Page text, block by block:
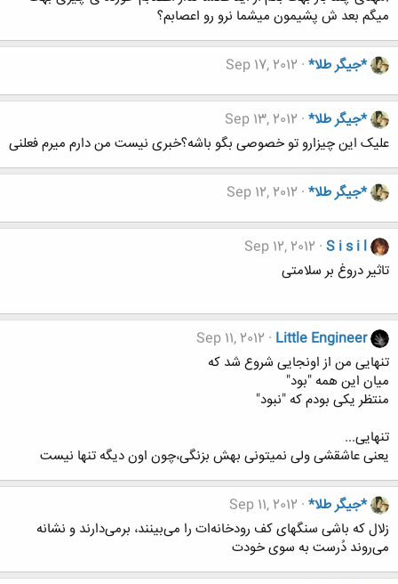
میگم بعد ش پشیمون میشما نرو رو اعصابم؟
*جیگر طلا* Sep 17, 2012
*جیگر طلا* Sep 13, 2012
علیک این چیزارو تو خصوصی بگو باشه؟خبری نیست من دارم میرم فعلنی
*جیگر طلا* Sep 12, 2012
S i s i l
Sep 12, 2012
تاثیر دروغ بر سلامتی
Little Engineer
Sep 11, 2012
تنهایی من از اونجایی شروع شد که
میان این همه "بود"
منتظر یکی بودم که "نبود"
تنهایی...
یعنی عاشقشی ولی نمیتونی بهش بزنگی،چون اون دیگه تنها نیست
*جیگر طلا* Sep 11, 2012
زلال که باشی سنگهای کف رودخانه‌ات را می‌بینند، برمی‌دارند و نشانه
می‌روند دُرست به سوی خودت